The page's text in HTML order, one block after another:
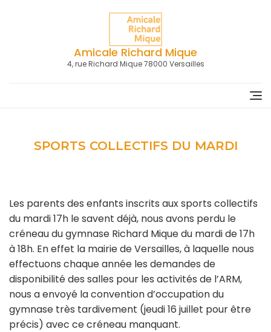
Amicale Richard Mique
4, rue Richard Mique 78000 Versailles
SPORTS COLLECTIFS DU MARDI
Les parents des enfants inscrits aux sports collectifs
du mardi 17h le savent déjà, nous avons perdu le
créneau du gymnase Richard Mique du mardi de 17h
à 18h. En effet la mairie de Versailles, à laquelle nous
effectuons chaque année les demandes de
disponibilité des salles pour les activités de l’ARM,
nous a envoyé la convention d’occupation du
gymnase très tardivement (jeudi 16 juillet pour être
précis) avec ce créneau manquant.